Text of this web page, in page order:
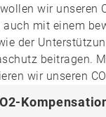
wir unseren
auch mit einem
der Unterst
beitragen.
wir unseren